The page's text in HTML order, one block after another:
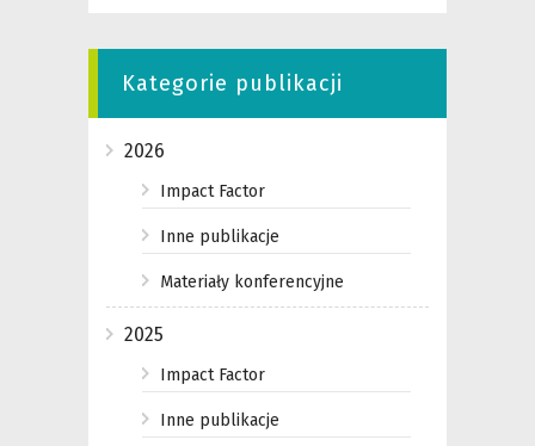
Kategorie publikacji
2026
Impact Factor
Inne publikacje
Materiały konferencyjne
2025
Impact Factor
Inne publikacje